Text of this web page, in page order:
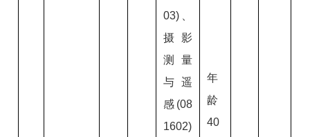
年
龄
40
03)、
摄影
测量
与遥
感(08
1602)